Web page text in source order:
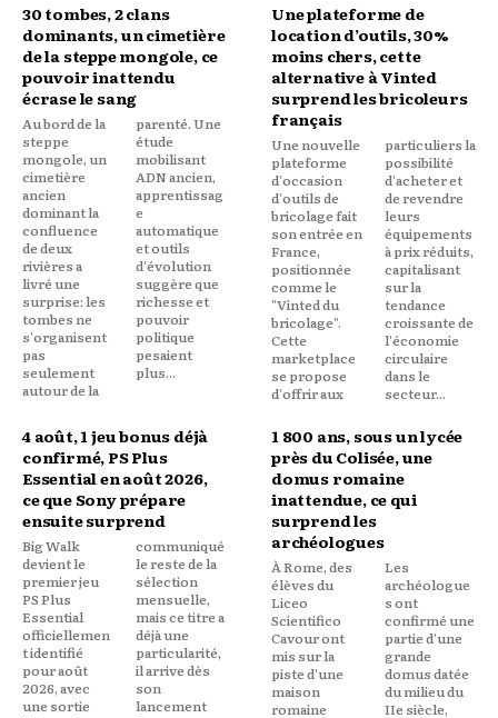
30 tombes, 2 clans
dominants, un cimetière
de la steppe mongole, ce
pouvoir inattendu
écrase le sang
Au bord de la
steppe
mongole, un
cimetière
ancien
dominant la
confluence
de deux
rivières a
livré une
surprise: les
tombes ne
s'organisent
pas
seulement
autour de la
parenté. Une
étude
mobilisant
ADN ancien,
apprentissag
e
automatique
et outils
d'évolution
suggère que
richesse et
pouvoir
politique
pesaient
plus...
Une plateforme de
location d’outils, 30%
moins chers, cette
alternative à Vinted
surprend les bricoleurs
français
Une nouvelle
plateforme
d'occasion
d'outils de
bricolage fait
son entrée en
France,
positionnée
comme le
"Vinted du
bricolage".
Cette
marketplace
se propose
d'offrir aux
particuliers la
possibilité
d'acheter et
de revendre
leurs
équipements
à prix réduits,
capitalisant
sur la
tendance
croissante de
l'économie
circulaire
dans le
secteur...
4 août, 1 jeu bonus déjà
confirmé, PS Plus
Essential en août 2026,
ce que Sony prépare
ensuite surprend
Big Walk
devient le
premier jeu
PS Plus
Essential
officiellemen
t identifié
pour août
2026, avec
une sortie
communiqué
le reste de la
sélection
mensuelle,
mais ce titre a
déjà une
particularité,
il arrive dès
son
lancement
1 800 ans, sous un lycée
près du Colisée, une
domus romaine
inattendue, ce qui
surprend les
archéologues
À Rome, des
élèves du
Liceo
Scientifico
Cavour ont
mis sur la
piste d'une
maison
romaine
Les
archéologue
s ont
confirmé une
partie d'une
grande
domus datée
du milieu du
IIe siècle,